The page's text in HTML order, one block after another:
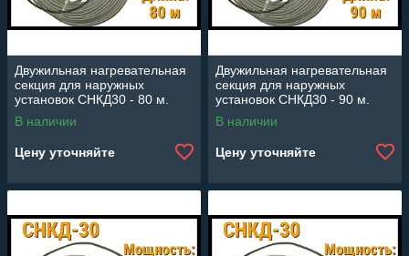
Двужильная нагревательная
секция для наружных
установок СНКД30 - 80 м.
(Длина: 80 м., мощность:
2400 Вт)
В наличии
Цену уточняйте
Двужильная нагревательная
секция для наружных
установок СНКД30 - 90 м.
(Длина: 90 м., мощность:
2700 Вт)
В наличии
Цену уточняйте